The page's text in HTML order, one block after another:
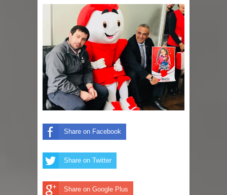
Share on Facebook
Share on Twitter
Share on Google Plus